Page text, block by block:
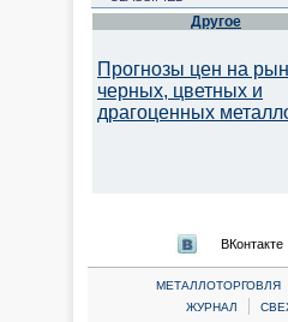
Другое
Прогнозы цен на
черных, цветных и
драгоценных
ВКонтакте
МЕТАЛЛОТОРГОВЛЯ
ЖУРНАЛ
|